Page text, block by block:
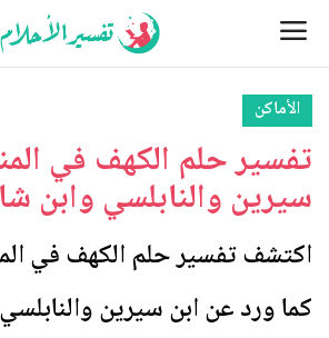
الصفحة الرئيسية
من نحن
النباتات
مسائل تتعلق بالرؤية والأحلام
الأماكن
تفسير حلم الكهف في
سيرين والنابلسي وابن
اكتشف تفسير حلم الكهف في
كما ورد عن ابن سيرين